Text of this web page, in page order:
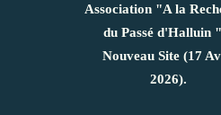
Association "A la
du Passé d'Halluin
Nouveau Site (17
2026).